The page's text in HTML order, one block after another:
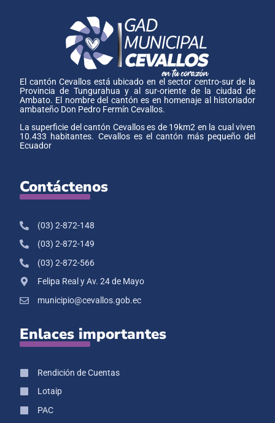
El cantón Cevallos está ubicado en el sector centro-sur de la
Provincia de Tungurahua y al sur-oriente de la ciudad de
Ambato. El nombre del cantón es en homenaje al historiador
ambateño Don Pedro Fermín Cevallos.
La superficie del cantón Cevallos es de 19km2 en la cual viven
10.433 habitantes. Cevallos es el cantón más pequeño del
Ecuador
Contáctenos
(03) 2-872-148
(03) 2-872-149
(03) 2-872-566
Felipa Real y Av. 24 de Mayo
municipio@cevallos.gob.ec
Enlaces importantes
Rendición de Cuentas
Lotaip
PAC